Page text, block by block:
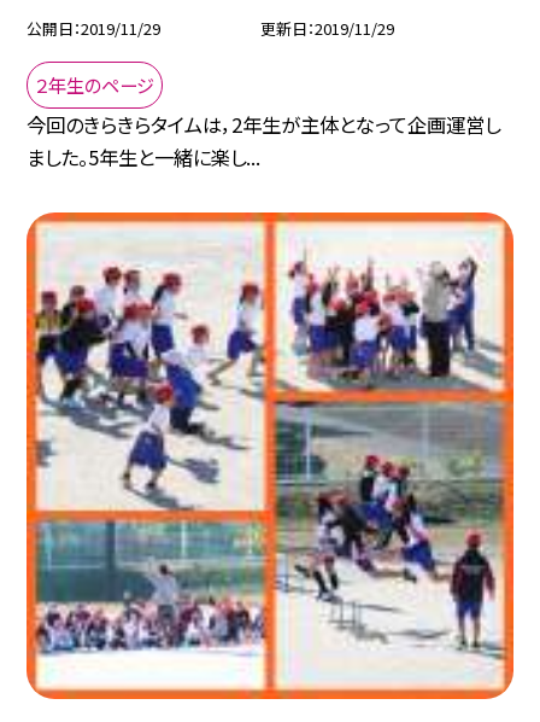
公開日 2019/11/29 更新日 2019/11/29
２年生のページ
今回のきらきらタイムは，2年生が主体となって企画運営し
ました。5年生と一緒に楽し...